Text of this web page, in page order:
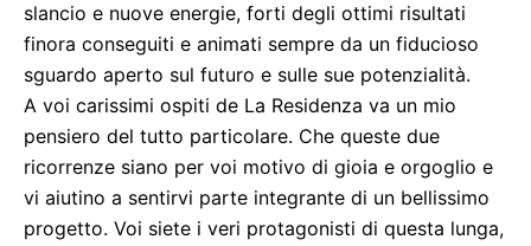
slancio e nuove energie, forti degli ottimi risultati
finora conseguiti e animati sempre da un fiducioso
sguardo aperto sul futuro e sulle sue potenzialità.
A voi carissimi ospiti de La Residenza va un mio
pensiero del tutto particolare. Che queste due
ricorrenze siano per voi motivo di gioia e orgoglio e
vi aiutino a sentirvi parte integrante di un bellissimo
progetto. Voi siete i veri protagonisti di questa lunga,